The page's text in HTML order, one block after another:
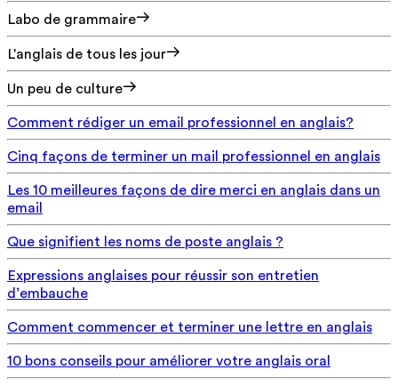
Labo de grammaire
L'anglais de tous les jour
Un peu de culture
Comment rédiger un email professionnel en anglais?
Cinq façons de terminer un mail professionnel en anglais
Les 10 meilleures façons de dire merci en anglais dans un
email
Que signifient les noms de poste anglais ?
Expressions anglaises pour réussir son entretien
d’embauche
Comment commencer et terminer une lettre en anglais
10 bons conseils pour améliorer votre anglais oral